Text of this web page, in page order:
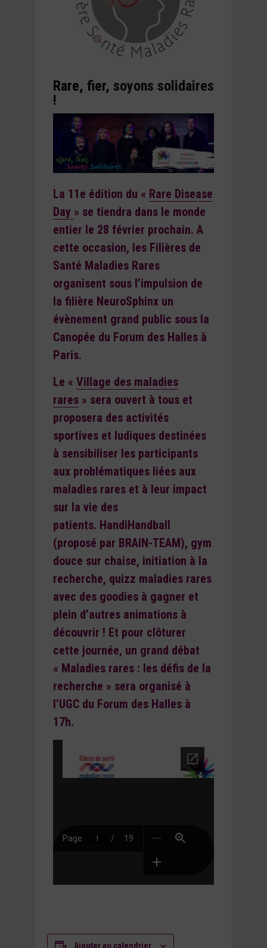
Rare, fier, soyons solidaires
!
La 11e édition du « Rare Disease
Day » se tiendra dans le monde
entier le 28 février prochain. A
cette occasion, les Filières de
Santé Maladies Rares
organisent sous l’impulsion de
la filière NeuroSphinx un
évènement grand public sous la
Canopée du Forum des Halles à
Paris.
Le « Village des maladies
rares » sera ouvert à tous et
proposera des activités
sportives et ludiques destinées
à sensibiliser les participants
aux problématiques liées aux
maladies rares et à leur impact
sur la vie des
patients. HandiHandball
(proposé par BRAIN-TEAM), gym
douce sur chaise, initiation à la
recherche, quizz maladies rares
avec des goodies à gagner et
plein d’autres animations à
découvrir ! Et pour clôturer
cette journée, un grand débat
« Maladies rares : les défis de la
recherche » sera organisé à
l’UGC du Forum des Halles à
17h.
Ajouter au calendrier